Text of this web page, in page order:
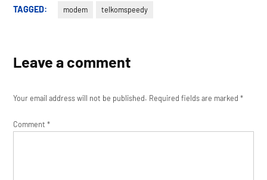
TAGGED: modem telkomspeedy
Leave a comment
Your email address will not be published. Required fields are marked*
Comment*